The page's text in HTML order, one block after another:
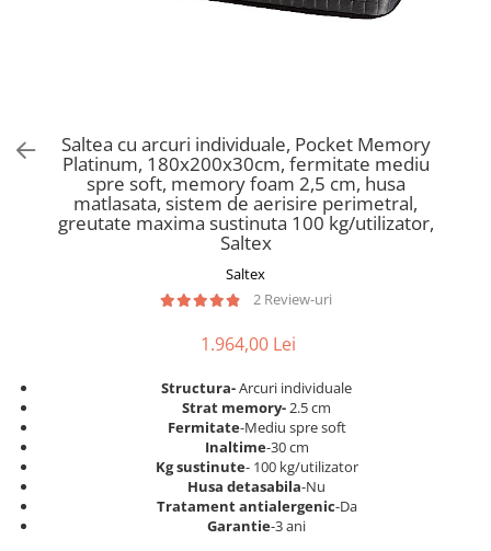
Saltele Memory Pocket
Saltele cu plasa arcuri
Saltele cu spuma
Saltele cu spuma
Saltele cu spuma poliuretanica
Saltele 160x200
Saltele 180x200
Top saltele
Top saltele 5 cm
Top saltele 10 cm
Scaune pentru living
Seturi comode living si vitrine
Mobila living
Dulap birou
Birouri
Scaune pentru birou
Scaune pentru vizitatori
Scaune manager
Scaune birou copii
Scaune resigilate
Scaune gradinita
Scaune conferinta
Saltea cu arcuri individuale, Pocket Memory
Platinum, 180x200x30cm, fermitate mediu
spre soft, memory foam 2,5 cm, husa
matlasata, sistem de aerisire perimetral,
greutate maxima sustinuta 100 kg/utilizator,
Saltex
Saltex
2 Review-uri
1.964,00 Lei
Structura-Arcuri individuale
Strat memory-2.5 cm
Fermitate-Mediu spre soft
Inaltime-30 cm
Kg sustinute- 100 kg/utilizator
Husa detasabila-Nu
Tratament antialergenic-Da
Garantie-3 ani